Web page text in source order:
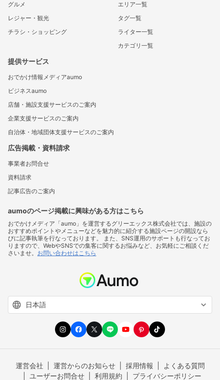
グルメ
レジャー・観光
チラシ・ショッピング
エリア一覧
タグ一覧
ライター一覧
カテゴリ一覧
提供サービス
おでかけ情報メディアaumo
ビジネスaumo
店舗・施設支援サービスのご案内
企業支援サービスのご案内
自治体・地域団体支援サービスのご案内
広告掲載・資料請求
事業者お問合せ
資料請求
記事広告のご案内
aumoのページ掲載に興味がある方はこちら
おでかけメディア「aumo」を運営するグリーエックス株式会社では、施設の
おすすめポイントやメニューなどを魅力的に紹介する施設ページの開設なら
びに記事執筆を行なっております。 また、SNS運用のサポートも行なってお
りますので、WebやSNSでの集客に関するお悩みなど、お気軽にご相談くだ
さいませ。 お問い合わせはこちら
運営会社 運営からのお知らせ 採用情報
よくある質問
ユーザーお問合せ
利用規約 プライバシーポリシー